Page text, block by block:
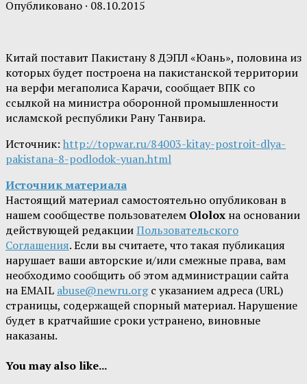
Опубликовано · 08.10.2015
Китай поставит Пакистану 8 ДЭПЛ «Юань», половина из
которых будет построена на пакистанской территории
на верфи мегаполиса Карачи, сообщает ВПК со
ссылкой на министра оборонной промышленности
исламской республики Рану Танвира.
Источник: http://topwar.ru/84003-kitay-postroit-dlya-
pakistana-8-podlodok-yuan.html
Источник материала
Настоящий материал самостоятельно опубликован в
нашем сообществе пользователем Ololox на основании
действующей редакцииПользовательского
Соглашения. Если вы считаете, что такая публикация
нарушает ваши авторские и/или смежные права, вам
необходимо сообщить об этом администрации сайта
на EMAIL abuse@newru.orgс указанием адреса (URL)
страницы, содержащей спорный материал. Нарушение
будет в кратчайшие сроки устранено, виновные
наказаны.
You may also like...